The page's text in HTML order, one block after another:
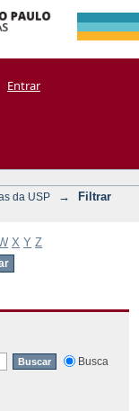
Entrar
da USP →
Filtrar
X Y Z
Busca